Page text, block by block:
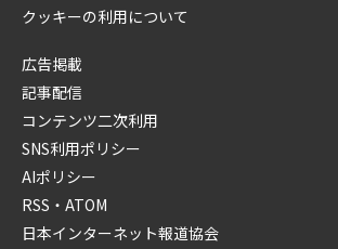
クッキーの利用について
広告掲載
記事配信
コンテンツ二次利用
SNS利用ポリシー
AIポリシー
RSS・ATOM
日本インターネット報道協会